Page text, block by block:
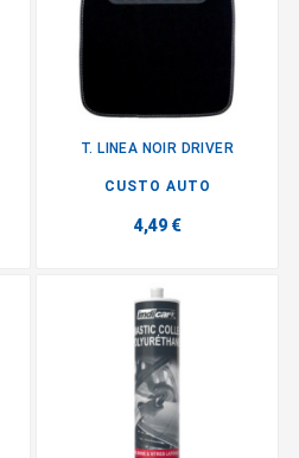
T. LINEA NOIR DRIVER
CUSTO AUTO
4,49 €